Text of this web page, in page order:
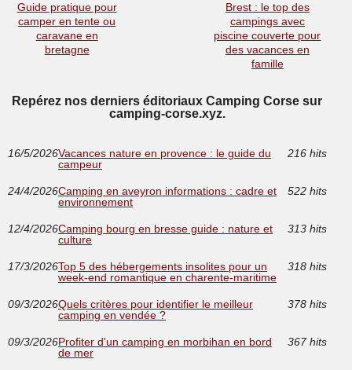
Guide pratique pour
camper en tente ou
caravane en
bretagne
Brest : le top des
campings avec
piscine couverte pour
des vacances en
famille
Repérez nos derniers éditoriaux Camping Corse sur
camping-corse.xyz.
16/5/2026Vacances nature en provence : le guide du
campeur
216 hits
24/4/2026Camping en aveyron informations : cadre et
environnement
522 hits
12/4/2026Camping bourg en bresse guide : nature et
culture
313 hits
17/3/2026Top 5 des hébergements insolites pour un
week-end romantique en charente-maritime
318 hits
09/3/2026Quels critères pour identifier le meilleur
camping en vendée ?
378 hits
09/3/2026Profiter d'un camping en morbihan en bord
de mer
367 hits